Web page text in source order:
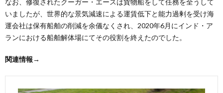
なお、修復されたクーガー・エースは貨物船をして任務を全うして
いましたが、世界的な景気減速による運賃低下と能力過剰を受け海
運会社は保有船舶の削減を余儀なくされ、2020年6月にインド・ア
ランにおける船舶解体場にてその役割を終えたのでした。
関連情報→